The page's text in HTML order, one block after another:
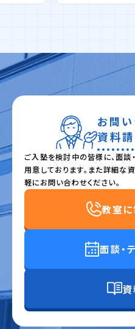
お問い
資料
ご入塾を検討中の皆様に、面談
用意しております。また詳細な
軽にお問い合わせください。
教室
面談・